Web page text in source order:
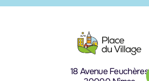
18 Avenue Feuchères